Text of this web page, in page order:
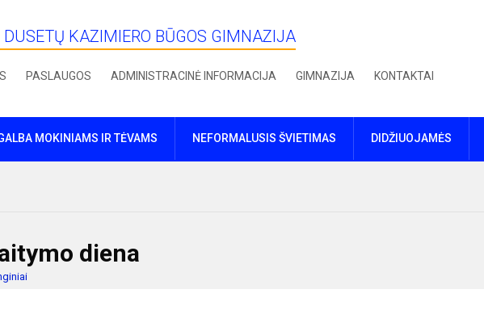
DUSETŲ KAZIMIERO BŪGOS GIMNAZIJA
PASLAUGOS ADMINISTRACINĖ INFORMACIJA GIMNAZIJA KONTAKTAI
MOKINIAMS IR TĖVAMS NEFORMALUSIS ŠVIETIMAS DIDŽIUOJAMĖS
diena